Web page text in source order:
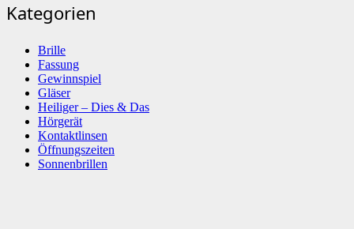
Kategorien
Brille
Fassung
Gewinnspiel
Gläser
Heiliger – Dies & Das
Hörgerät
Kontaktlinsen
Öffnungszeiten
Sonnenbrillen